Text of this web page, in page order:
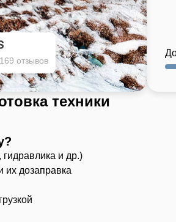
169 отзывов
техники
гидравлика и др.)
их дозаправка